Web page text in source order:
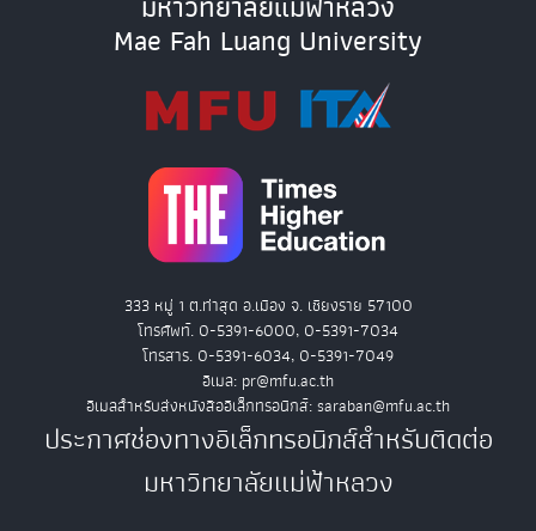
Mae Fah Luang University
333 หมู่ 1 ต.ท่าสุด อ.เมือง จ. เชียงราย 57100
โทรศัพท์. 0-5391-6000, 0-5391-7034
โทรสาร. 0-5391-6034, 0-5391-7049
อีเมล: pr@mfu.ac.th
อีเมลสำหรับส่งหนังสืออิเล็กทรอนิกส์: saraban@mfu.ac.th
ประกาศช่องทางอิเล็กทรอนิกส์สำหรับติดต่อ
มหาวิทยาลัยแม่ฟ้าหลวง